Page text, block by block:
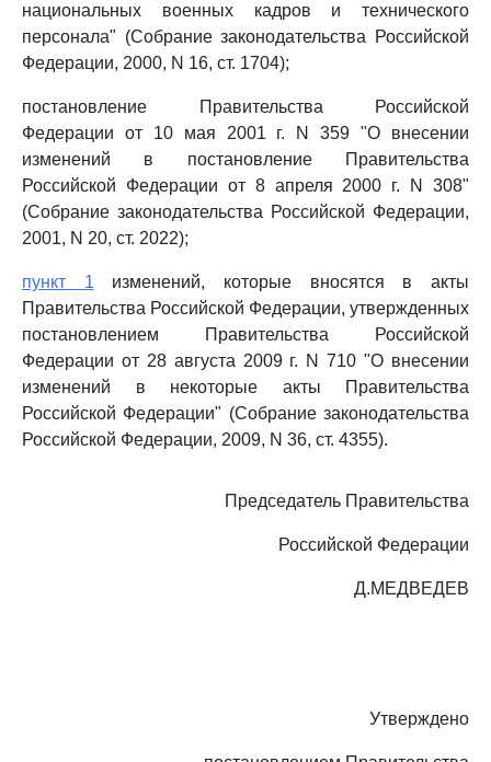
национальных военных кадров и технического
персонала" (Собрание законодательства Российской
Федерации, 2000, N 16, ст. 1704);
постановление Правительства Российской
Федерации от 10 мая 2001 г. N 359 "О внесении
изменений в постановление Правительства
Российской Федерации от 8 апреля 2000 г. N 308"
(Собрание законодательства Российской Федерации,
2001, N 20, ст. 2022);
пункт 1 изменений, которые вносятся в акты
Правительства Российской Федерации, утвержденных
постановлением Правительства Российской
Федерации от 28 августа 2009 г. N 710 "О внесении
изменений в некоторые акты Правительства
Российской Федерации" (Собрание законодательства
Российской Федерации, 2009, N 36, ст. 4355).
Председатель Правительства
Российской Федерации
Д.МЕДВЕДЕВ
Утверждено